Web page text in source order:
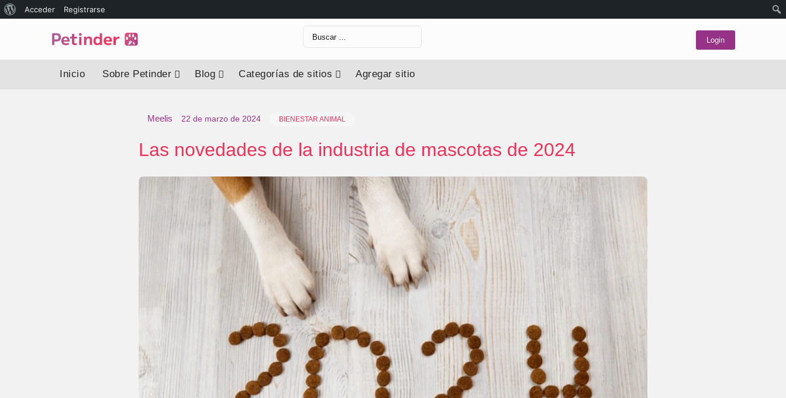
Acerca
WordPress
Acceder Registrarse
Buscar:
Login
Inicio Sobre Petinder Blog Categorías de sitios Agregar sitio
Meelis 22 de marzo de 2024 BIENESTAR ANIMAL
Las novedades de la industria de mascotas de 2024